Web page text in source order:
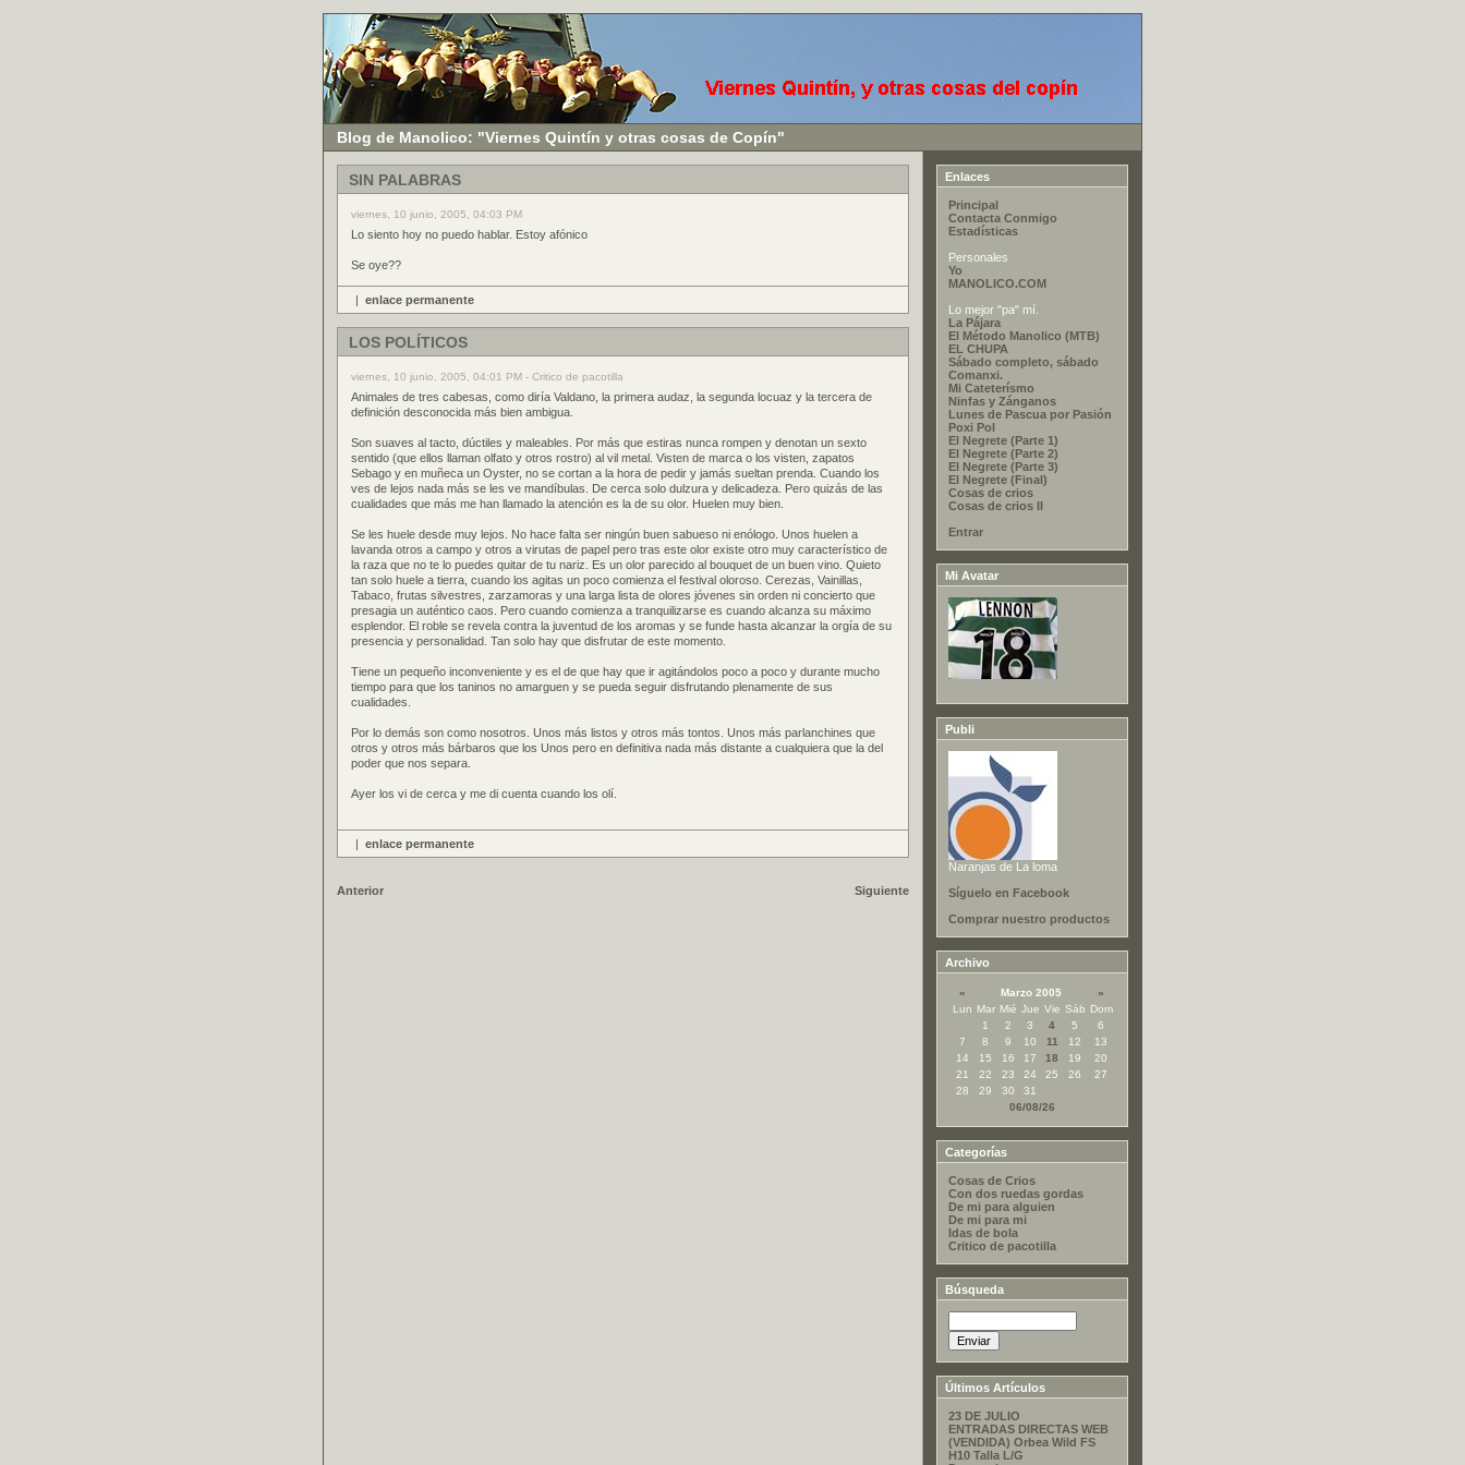
Blog de Manolico: "Viernes Quintín y otras cosas de Copín"
SIN PALABRAS
viernes, 10 junio, 2005, 04:03 PM
Lo siento hoy no puedo hablar. Estoy afónico
Se oye??
| enlace permanente
LOS POLÍTICOS
viernes, 10 junio, 2005, 04:01 PM - Critico de pacotilla
Animales de tres cabesas, como diría Valdano, la primera audaz, la segunda locuaz y la tercera de
definición desconocida más bien ambigua.
Son suaves al tacto, dúctiles y maleables. Por más que estiras nunca rompen y denotan un sexto
sentido (que ellos llaman olfato y otros rostro) al vil metal. Visten de marca o los visten, zapatos
Sebago y en muñeca un Oyster, no se cortan a la hora de pedir y jamás sueltan prenda. Cuando los
ves de lejos nada más se les ve mandíbulas. De cerca solo dulzura y delicadeza. Pero quizás de las
cualidades que más me han llamado la atención es la de su olor. Huelen muy bien.
Se les huele desde muy lejos. No hace falta ser ningún buen sabueso ni enólogo. Unos huelen a
lavanda otros a campo y otros a virutas de papel pero tras este olor existe otro muy característico de
la raza que no te lo puedes quitar de tu nariz. Es un olor parecido al bouquet de un buen vino. Quieto
tan solo huele a tierra, cuando los agitas un poco comienza el festival oloroso. Cerezas, Vainillas,
Tabaco, frutas silvestres, zarzamoras y una larga lista de olores jóvenes sin orden ni concierto que
presagia un auténtico caos. Pero cuando comienza a tranquilizarse es cuando alcanza su máximo
esplendor. El roble se revela contra la juventud de los aromas y se funde hasta alcanzar la orgía de su
presencia y personalidad. Tan solo hay que disfrutar de este momento.
Tiene un pequeño inconveniente y es el de que hay que ir agitándolos poco a poco y durante mucho
tiempo para que los taninos no amarguen y se pueda seguir disfrutando plenamente de sus
cualidades.
Por lo demás son como nosotros. Unos más listos y otros más tontos. Unos más parlanchines que
otros y otros más bárbaros que los Unos pero en definitiva nada más distante a cualquiera que la del
poder que nos separa.
Ayer los vi de cerca y me di cuenta cuando los olí.
| enlace permanente
Anterior Siguiente
Enlaces
Principal
Contacta Conmigo
Estadísticas
Personales
Yo
MANOLICO.COM
Lo mejor "pa" mí.
La Pájara
El Método Manolico (MTB)
EL CHUPA
Sábado completo, sábado
Comanxi.
Mi Cateterísmo
Ninfas y Zánganos
Lunes de Pascua por Pasión
Poxi Pol
El Negrete (Parte 1)
El Negrete (Parte 2)
El Negrete (Parte 3)
El Negrete (Final)
Cosas de crios
Cosas de crios II
Entrar
Mi Avatar
Publi
Naranjas de La loma
Síguelo en Facebook
Comprar nuestro productos
Archivo
« Marzo 2005
»
Lun Mar Mié Jue Vie Sáb Dom
1
2 3 4 5
6
7
8 9 10 11 12
13
14
15 16 17 18 19
20
21
22 23 24 25 26
27
28
29 30
31
06/08/26
Categorías
Cosas de Crios
Con dos ruedas gordas
De mi para alguien
De mi para mi
Idas de bola
Critico de pacotilla
Búsqueda
Últimos Artículos
23 DE JULIO
ENTRADAS DIRECTAS WEB
(VENDIDA) Orbea Wild FS
H10 Talla L/G